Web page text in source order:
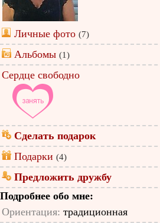
Личные фото (7)
Альбомы (1)
Сердце свободно
Сделать подарок
Подарки (4)
Предложить дружбу
Подробнее обо мне:
Ориентация: традиционная